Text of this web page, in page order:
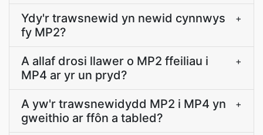
Ydy'r trawsnewid yn newid cynnwys
fy MP2?
+
A allaf drosi llawer o MP2 ffeiliau i
MP4 ar yr un pryd?
+
A yw'r trawsnewidydd MP2 i MP4 yn
gweithio ar ffôn a tabled?
+